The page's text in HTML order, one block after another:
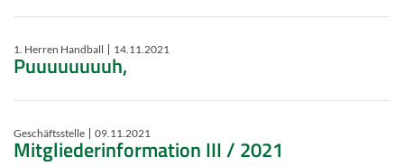
1. Herren Handball 14.11.2021
Puuuuuuuuh,
Geschäftsstelle 09.11.2021
Mitgliederinformation III / 2021